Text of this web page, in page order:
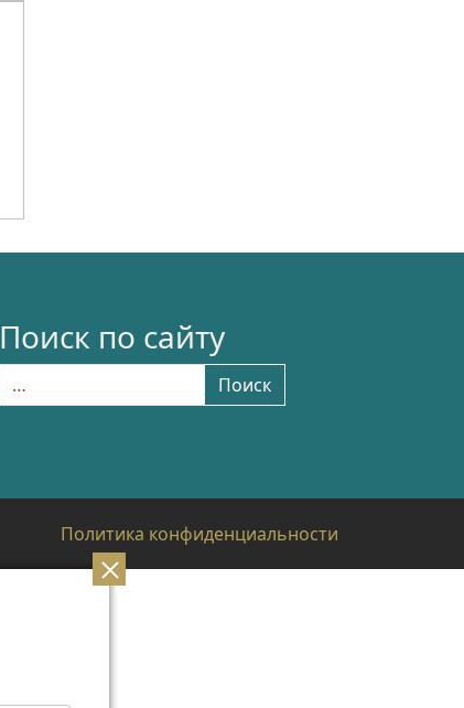
Поиск по сайту
Поиск
Политика конфиденциальности